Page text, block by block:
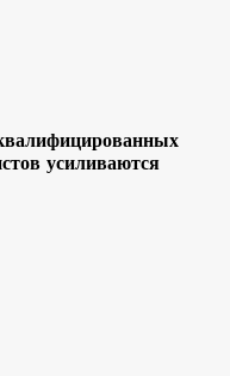
усиливаются